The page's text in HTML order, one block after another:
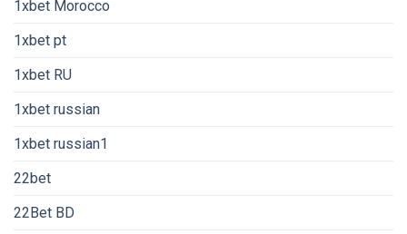
1xbet Morocco
1xbet pt
1xbet RU
1xbet russian
1xbet russian1
22bet
22Bet BD